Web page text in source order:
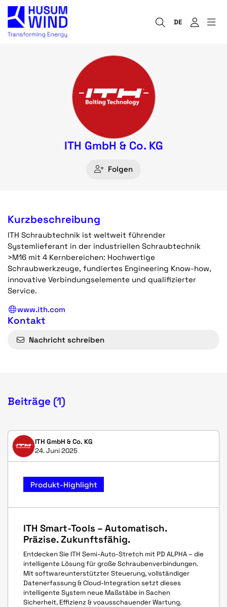
DE
ITH GmbH & Co. KG
Folgen
Kurzbeschreibung
ITH Schraubtechnik ist weltweit führender
Systemlieferant in der industriellen Schraubtechnik
>M16 mit 4 Kernbereichen: Hochwertige
Schraubwerkzeuge, fundiertes Engineering Know-how,
innovative Verbindungselemente und qualifizierter
Service.
www.ith.com
Kontakt
Nachricht schreiben
Beiträge (1)
ITH GmbH & Co. KG
24. Juni 2025
Produkt-Highlight
ITH Smart-Tools – Automatisch.
Präzise. Zukunftsfähig.
Entdecken Sie ITH Semi-Auto-Stretch mit PD ALPHA – die
intelligente Lösung für große Schraubenverbindungen.
Mit softwareunterstützter Steuerung, vollständiger
Datenerfassung & Cloud-Integration setzt dieses
intelligente System neue Maßstäbe in Sachen
Sicherheit, Effizienz & voausschauender Wartung.